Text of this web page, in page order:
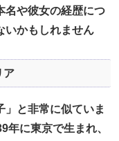
名や彼女の経歴につ
いかもしれません
ア
」と非常に似ていま
年に東京で生まれ、